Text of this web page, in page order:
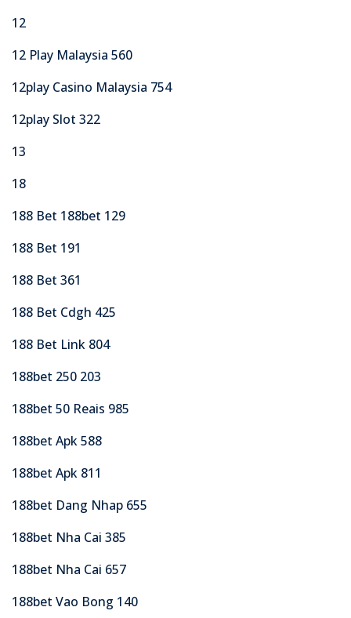
12
12 Play Malaysia 560
12play Casino Malaysia 754
12play Slot 322
13
18
188 Bet 188bet 129
188 Bet 191
188 Bet 361
188 Bet Cdgh 425
188 Bet Link 804
188bet 250 203
188bet 50 Reais 985
188bet Apk 588
188bet Apk 811
188bet Dang Nhap 655
188bet Nha Cai 385
188bet Nha Cai 657
188bet Vao Bong 140